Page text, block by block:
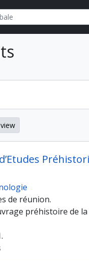
de réunion.
préhistoire